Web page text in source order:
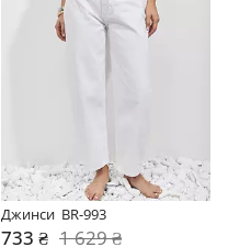
Джинси  BR-993
733 ₴ 1 629 ₴